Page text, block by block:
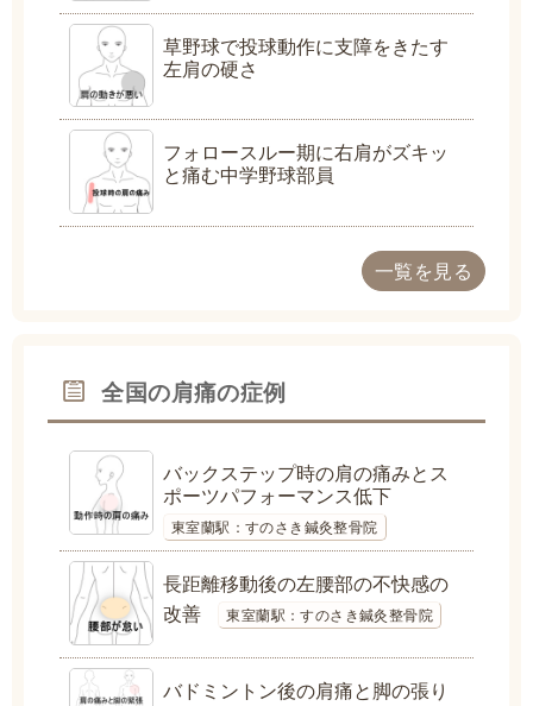
草野球で投球動作に支障をきたす
左肩の硬さ
フォロースルー期に右肩がズキッ
と痛む中学野球部員
一覧を見る
全国の肩痛の症例
バックステップ時の肩の痛みとス
ポーツパフォーマンス低下
東室蘭駅：すのさき鍼灸整骨院
長距離移動後の左腰部の不快感の
改善
東室蘭駅：すのさき鍼灸整骨院
バドミントン後の肩痛と脚の張り